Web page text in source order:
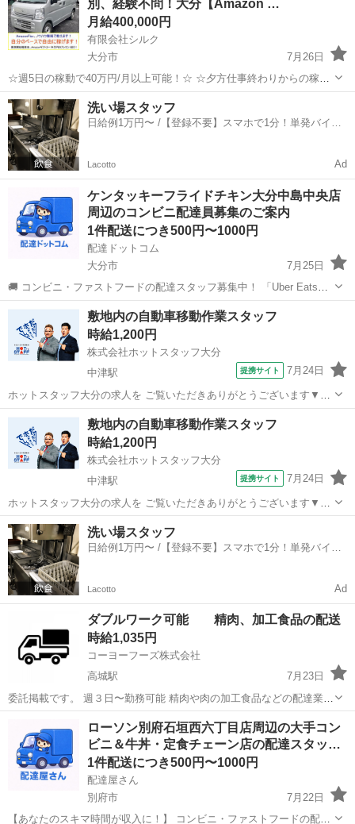
ティブ...
別、経験不問！大分【Amazon …
月給400,000円
有限会社シルク
大分市
7月26日
☆週5日の稼動で40万円/月以上可能！☆ ☆夕方仕事終わりからの稼
働、休日の稼動で20万円/月以上可能！☆ ☆雇われない働き方、自由な
スタイルでの働き方を【Amazon Flex】で始めましょう！☆ 個人事業
主とし...
大分 大分市 配送
洗い場スタッフ
日給例1万円〜 /【登録不要】スマホで1分！単発バイト
Lacotto Ad
ケンタッキーフライドチキン大分中島中央店
周辺のコンビニ配達員募集のご案内
1件配送につき500円〜1000円
配達ドットコム
大分市
7月25日
🚚 コンビニ・ファストフードの配達スタッフ募集中！ 「Uber Eats」
や「出前館」のように、配達専用アプリを使ってお仕事するスタイル
です。 オファー内容を見てから、受けるかどうかを自由に選べます！
✅ 業務内容...
大分 大分市 配送 ファストフード
敷地内の自動車移動作業スタッフ
時給1,200円
株式会社ホットスタッフ大分
中津駅
提携サイト 7月24日
ホットスタッフ大分の求人を ご覧いただきありがとうございます▼・
ω・▽ ＼ ご紹介するお仕事のPOINT ／ ◆日勤専属or夜勤専属が選
べる職場 ◆土日休みでプライベート充実 ◆未経験の方でも始めやすい
お仕事 ◆重量物な...
大分 中津市 中津駅 配送
敷地内の自動車移動作業スタッフ
時給1,200円
株式会社ホットスタッフ大分
中津駅
提携サイト 7月24日
ホットスタッフ大分の求人を ご覧いただきありがとうございます▼・
ω・▽ ＼ ご紹介するお仕事のPOINT ／ ◆日勤専属or夜勤専属が選
べる職場 ◆土日休みでプライベート充実 ◆未経験の方でも始めやすい
お仕事 ◆重量物な...
大分 中津市 中津駅
洗い場スタッフ
日給例1万円〜 /【登録不要】スマホで1分！単発バイト
Lacotto Ad
ダブルワーク可能 精肉、加工食品の配送
時給1,035円
コーヨーフーズ株式会社
高城駅
7月23日
委託掲載です。 週３日〜勤務可能 精肉や肉の加工食品などの配達業務
です。 加工や精肉作業はありません。 軽トラの社用車で配達をしても
らいます。 車やバイクでの通勤可能です。 時間 ①8:30〜12:00
②13:...
配送 加工食品
ローソン別府石垣西六丁目店周辺の大手コン
ビニ＆牛丼・定食チェーン店の配達スタッ…
1件配送につき500円〜1000円
配達屋さん
別府市
7月22日
【あなたのスキマ時間が収入に！】 コンビニ・ファストフードの配達